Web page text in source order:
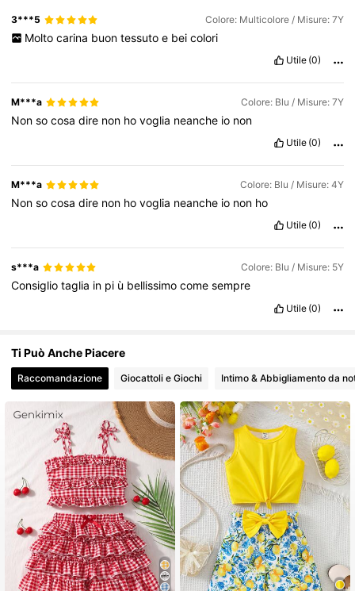
4.87 112K Follower
3***5 Colore: Multicolore / Misure: 7Y
Molto carina buon tessuto e bei colori
Utile (0)
M***a Colore: Blu / Misure: 7Y
Nonsocosadire non hovoglia neanche io non
Utile (0)
M***a Colore: Blu / Misure: 4Y
Nonsocosadire non hovoglia neanche io non ho
Utile (0)
s***a Colore: Blu / Misure: 5Y
Consigliotaglia in pi ù bellissimocomesempre
Utile (0)
Ti Può Anche Piacere
Raccomandazione Giocattoli e Giochi Intimo & Abbigliamento da